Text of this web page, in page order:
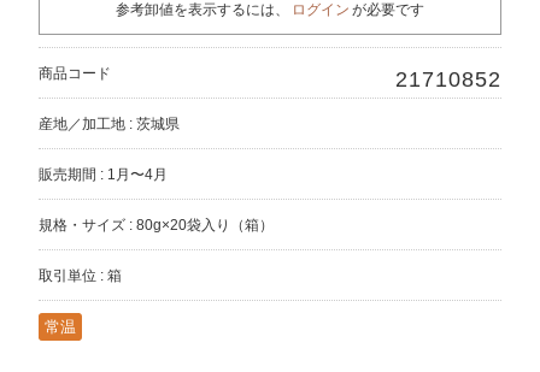
参考卸値を表示するには、 ログイン が必要です
商品コード 21710852
産地／加工地 : 茨城県
販売期間 : 1月〜4月
規格・サイズ : 80g×20袋入り（箱）
取引単位 : 箱
常温